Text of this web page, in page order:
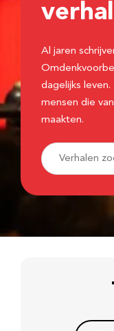
Al jaren
dagelijks leven.
mensen die
maakten.